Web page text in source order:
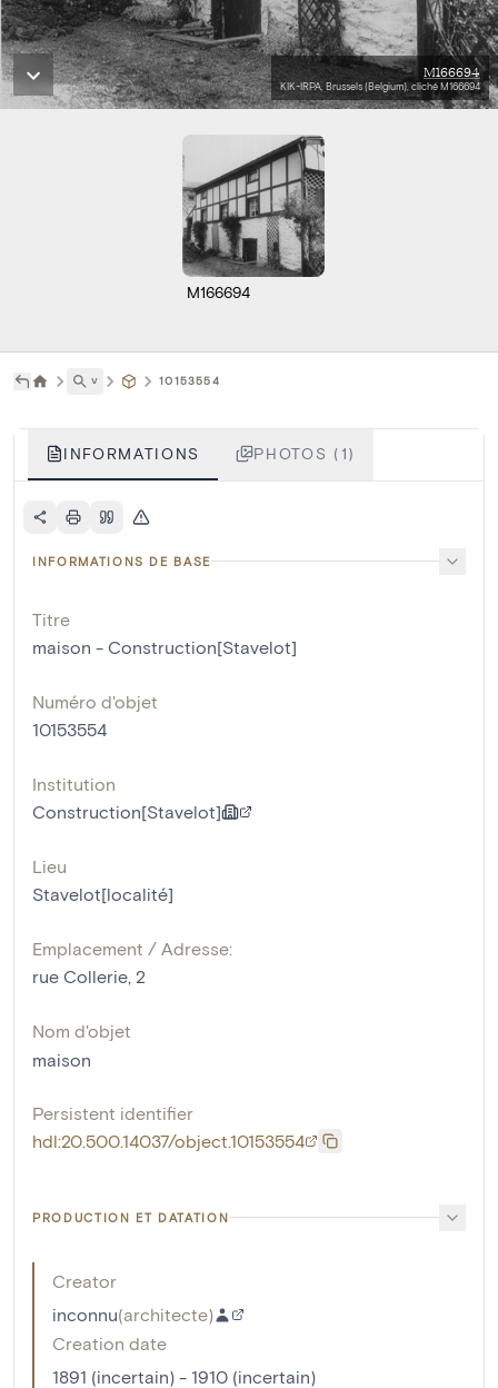
M166694
KIK-IRPA, Brussels (Belgium), cliché M166694
M166694
˅ 10153554
INFORMATIONS PHOTOS (1)
INFORMATIONS DE BASE
Titre
maison - Construction[Stavelot]
Numéro d'objet
10153554
Institution
Construction[Stavelot]
Lieu
Stavelot[localité]
Emplacement / Adresse:
rue Collerie, 2
Nom d'objet
maison
Persistent identifier
hdl:20.500.14037/object.10153554
PRODUCTION ET DATATION
Creator
inconnu(architecte)
Creation date
1891 (incertain) - 1910 (incertain)